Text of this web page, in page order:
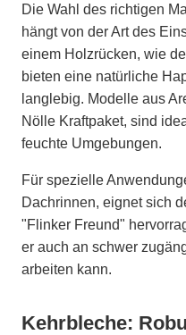
Die Wahl des richtigen
hängt von der Art des
einem Holzrücken, wie
bieten eine natürliche
langlebig. Modelle aus
Nölle Kraftpaket, sind
feuchte Umgebungen.
Für spezielle
Dachrinnen, eignet sich
"Flinker Freund"
er auch an schwer
arbeiten kann.
Kehrbleche: